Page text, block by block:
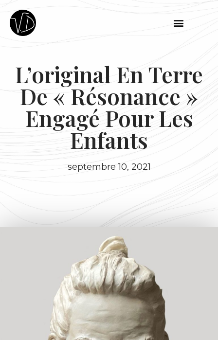
L’original En Terre
De « Résonance »
Engagé Pour Les
Enfants
septembre 10, 2021